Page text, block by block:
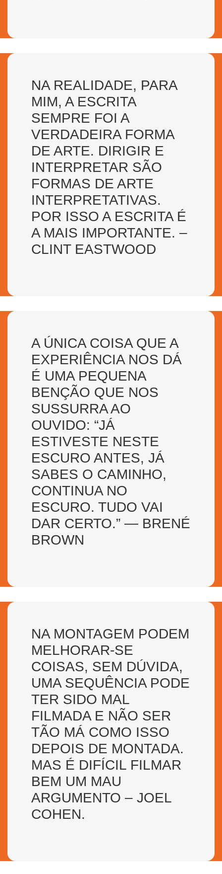
NA REALIDADE, PARA
MIM, A ESCRITA
SEMPRE FOI A
VERDADEIRA FORMA
DE ARTE. DIRIGIR E
INTERPRETAR SÃO
FORMAS DE ARTE
INTERPRETATIVAS.
POR ISSO A ESCRITA É
A MAIS IMPORTANTE. –
CLINT EASTWOOD
A ÚNICA COISA QUE A
EXPERIÊNCIA NOS DÁ
É UMA PEQUENA
BENÇÃO QUE NOS
SUSSURRA AO
OUVIDO: “JÁ
ESTIVESTE NESTE
ESCURO ANTES, JÁ
SABES O CAMINHO,
CONTINUA NO
ESCURO. TUDO VAI
DAR CERTO.” — BRENÉ
BROWN
NA MONTAGEM PODEM
MELHORAR-SE
COISAS, SEM DÚVIDA,
UMA SEQUÊNCIA PODE
TER SIDO MAL
FILMADA E NÃO SER
TÃO MÁ COMO ISSO
DEPOIS DE MONTADA.
MAS É DIFÍCIL FILMAR
BEM UM MAU
ARGUMENTO – JOEL
COHEN.